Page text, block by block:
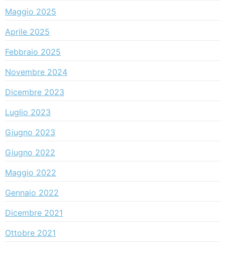
Maggio 2025
Aprile 2025
Febbraio 2025
Novembre 2024
Dicembre 2023
Luglio 2023
Giugno 2023
Giugno 2022
Maggio 2022
Gennaio 2022
Dicembre 2021
Ottobre 2021